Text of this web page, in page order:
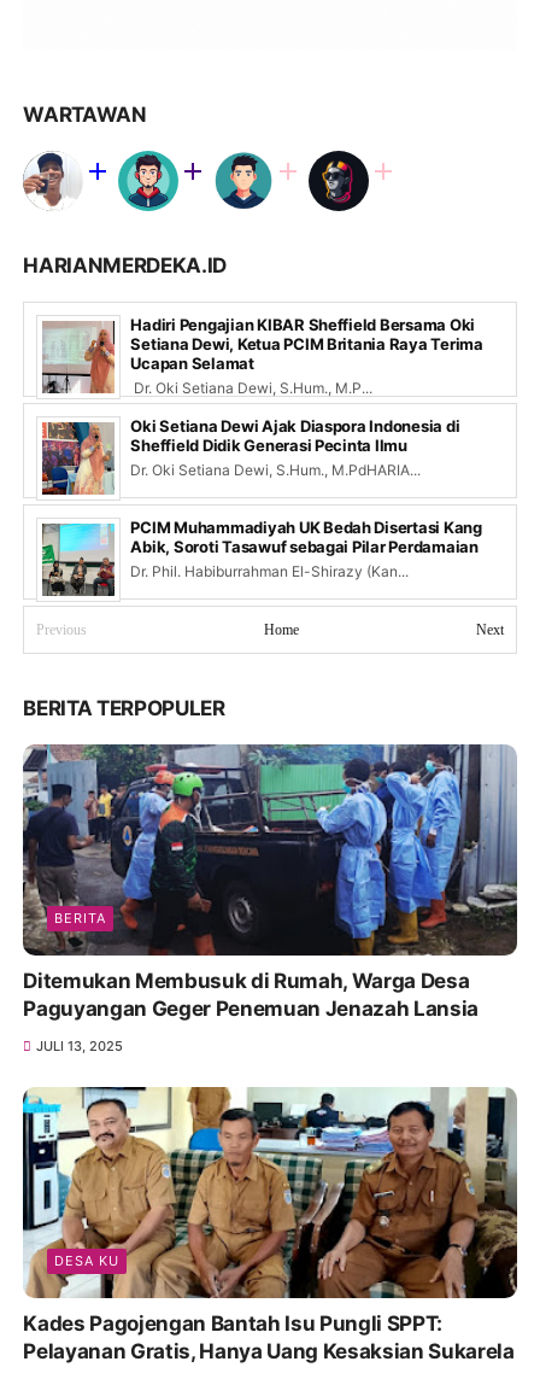
WARTAWAN
HARIANMERDEKA.ID
Hadiri Pengajian KIBAR Sheffield Bersama Oki
Setiana Dewi, Ketua PCIM Britania Raya Terima
Ucapan Selamat
Dr. Oki Setiana Dewi, S.Hum., M.P...
Oki Setiana Dewi Ajak Diaspora Indonesia di
Sheffield Didik Generasi Pecinta Ilmu
Dr. Oki Setiana Dewi, S.Hum., M.PdHARIA...
PCIM Muhammadiyah UK Bedah Disertasi Kang
Abik, Soroti Tasawuf sebagai Pilar Perdamaian
Dr. Phil. Habiburrahman El-Shirazy (Kan...
Previous Next
Home
BERITA TERPOPULER
BERITA
Ditemukan Membusuk di Rumah, Warga Desa
Paguyangan Geger Penemuan Jenazah Lansia
JULI 13, 2025
DESA KU
Kades Pagojengan Bantah Isu Pungli SPPT:
Pelayanan Gratis, Hanya Uang Kesaksian Sukarela